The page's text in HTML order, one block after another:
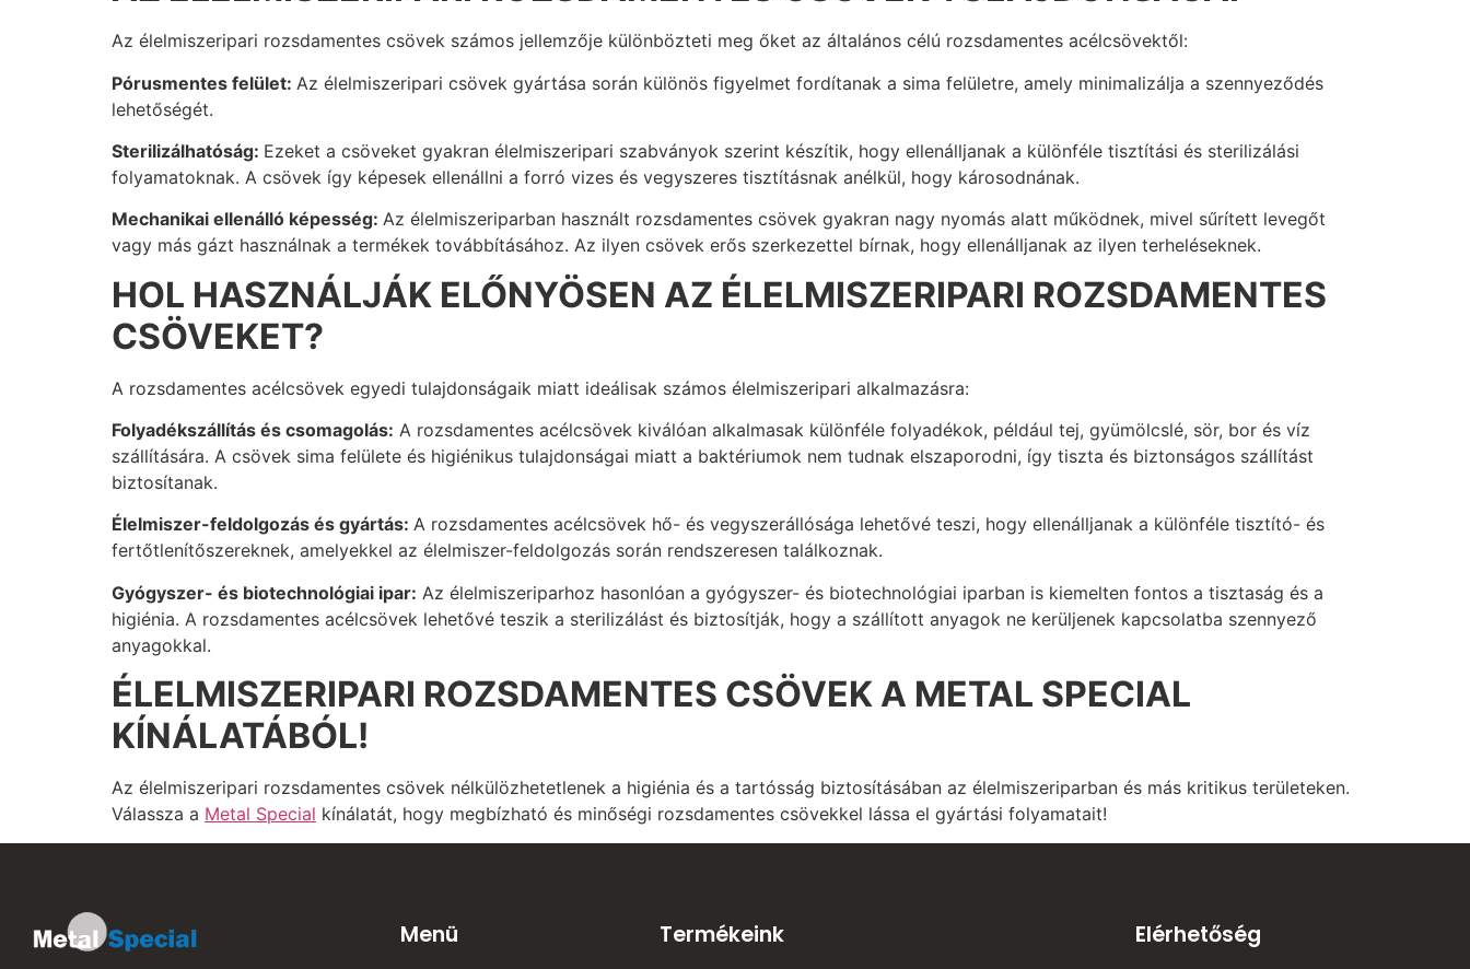
Az élelmiszeripari rozsdamentes csövek számos jellemzője különbözteti meg őket az általános célú rozsdamentes acélcsövektől:
Pórusmentes felület: Az élelmiszeripari csövek gyártása során különös figyelmet fordítanak a sima felületre, amely minimalizálja a szennyeződés
lehetőségét.
Sterilizálhatóság: Ezeket a csöveket gyakran élelmiszeripari szabványok szerint készítik, hogy ellenálljanak a különféle tisztítási és sterilizálási
folyamatoknak. A csövek így képesek ellenállni a forró vizes és vegyszeres tisztításnak anélkül, hogy károsodnának.
Mechanikai ellenálló képesség: Az élelmiszeriparban használt rozsdamentes csövek gyakran nagy nyomás alatt működnek, mivel sűrített levegőt
vagy más gázt használnak a termékek továbbításához. Az ilyen csövek erős szerkezettel bírnak, hogy ellenálljanak az ilyen terheléseknek.
HOL HASZNÁLJÁK ELŐNYÖSEN AZ ÉLELMISZERIPARI ROZSDAMENTES
CSÖVEKET?
A rozsdamentes acélcsövek egyedi tulajdonságaik miatt ideálisak számos élelmiszeripari alkalmazásra:
Folyadékszállítás és csomagolás: A rozsdamentes acélcsövek kiválóan alkalmasak különféle folyadékok, például tej, gyümölcslé, sör, bor és víz
szállítására. A csövek sima felülete és higiénikus tulajdonságai miatt a baktériumok nem tudnak elszaporodni, így tiszta és biztonságos szállítást
biztosítanak.
Élelmiszer-feldolgozás és gyártás: A rozsdamentes acélcsövek hő- és vegyszerállósága lehetővé teszi, hogy ellenálljanak a különféle tisztító- és
fertőtlenítőszereknek, amelyekkel az élelmiszer-feldolgozás során rendszeresen találkoznak.
Gyógyszer- és biotechnológiai ipar: Az élelmiszeriparhoz hasonlóan a gyógyszer- és biotechnológiai iparban is kiemelten fontos a tisztaság és a
higiénia. A rozsdamentes acélcsövek lehetővé teszik a sterilizálást és biztosítják, hogy a szállított anyagok ne kerüljenek kapcsolatba szennyező
anyagokkal.
ÉLELMISZERIPARI ROZSDAMENTES CSÖVEK A METAL SPECIAL
KÍNÁLATÁBÓL!
Az élelmiszeripari rozsdamentes csövek nélkülözhetetlenek a higiénia és a tartósság biztosításában az élelmiszeriparban és más kritikus területeken.
Válassza a Metal Special kínálatát, hogy megbízható és minőségi rozsdamentes csövekkel lássa el gyártási folyamatait!
Menü Termékeink Elérhetőség